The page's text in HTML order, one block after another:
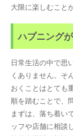
大限に楽しむこと
ハプニング
日常生活の中で思
くありません。そ
おくことはとても
順を踏むことで、
まずは、落ち着い
ッフや店舗に相談